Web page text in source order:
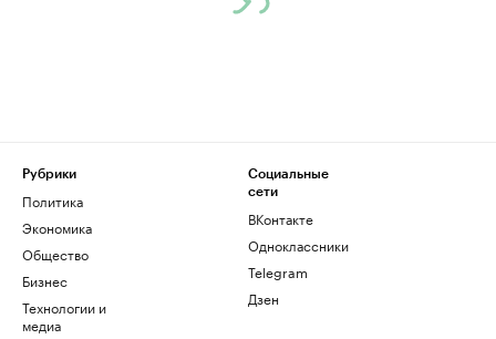
Рубрики
Политика
Экономика
Общество
Бизнес
Технологии и
медиа
Социальные
сети
ВКонтакте
Одноклассники
Telegram
Дзен